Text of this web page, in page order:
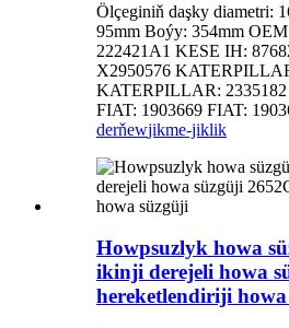
Ölçeginiň daşky diametri:
95mm Boýy: 354mm
222421A1 KESE IH:
X2950576
KATERPILLAR: 2335182
FIAT: 1903669 FIAT:
derňewjikme-jiklik
Howpsuzlyk howa
ikinji derejeli howa
hereketlendiriji